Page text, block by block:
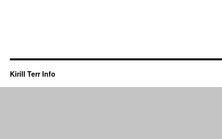
Kirill Terr Info